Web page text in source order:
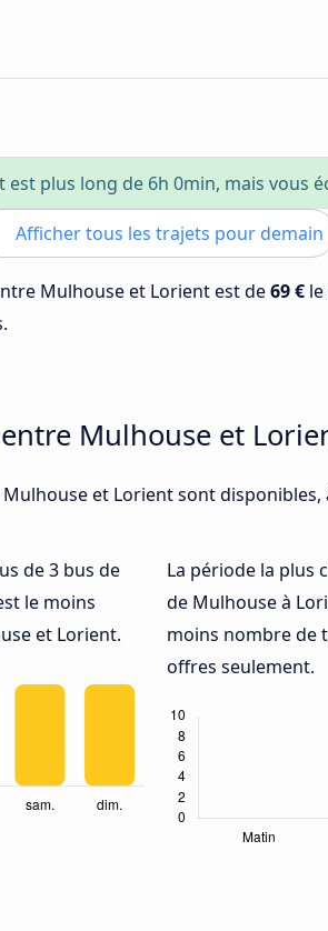
est plus long de 6h 0min, mais vous
Afficher tous les trajets pour demain
Mulhouse et Lorient est de69 € le
Mulhouse et
et Lorient sont
de 3 bus de
le moins
et Lorient.
La période la plus
de Mulhouse à
moins nombre de
offres seulement.